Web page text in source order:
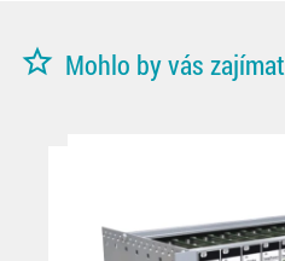
star_border Mohlo by vás zajímat